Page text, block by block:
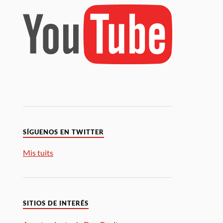
SÍGUENOS EN TWITTER
Mis tuits
SITIOS DE INTERÉS